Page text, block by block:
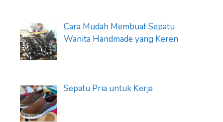
Cara Mudah Membuat Sepatu
Wanita Handmade yang Keren
Sepatu Pria untuk Kerja